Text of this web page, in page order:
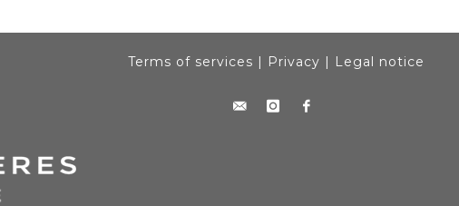
Terms of services | Privacy | Legal notice